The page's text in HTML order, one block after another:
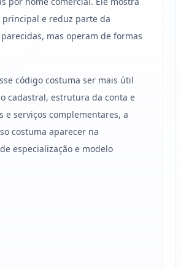
principal e reduz parte da
mas operam de formas
código costuma ser mais útil
cadastral, estrutura da conta e
serviços complementares, a
costuma aparecer na
especialização e modelo